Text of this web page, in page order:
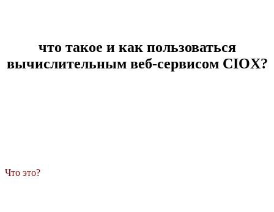
что такое и как пользоваться
вычислительным веб-сервисом CIOX?
Что это?